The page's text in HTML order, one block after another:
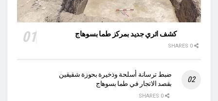
كشف اثري جديد بمركز طما بسوهاج
ضبط ترسانة أسلحة وذخيرة بحوزة شقيقين
بقصد الاتجار في طما بسوهاج